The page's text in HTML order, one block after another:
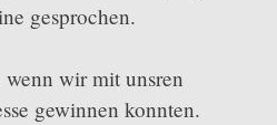
gesprochen.
wir mit unsren
gewinnen konnten.